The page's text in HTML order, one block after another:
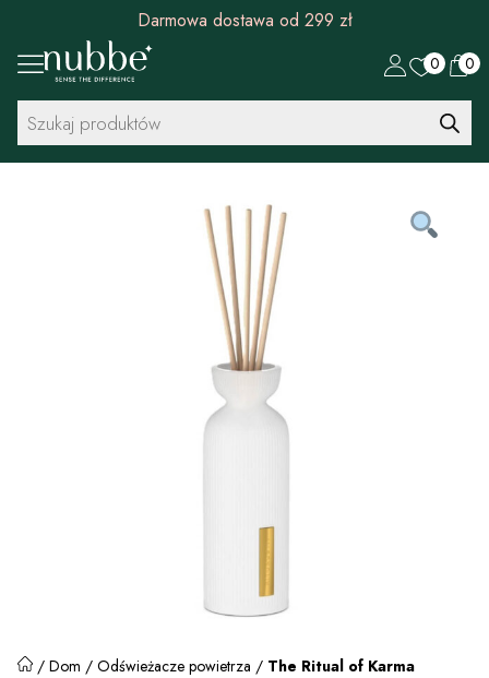
Darmowa dostawa od 299 zł
0 0
Wyszukiwarka
produktów
/ Dom / Odświeżacze powietrza / The Ritual of Karma